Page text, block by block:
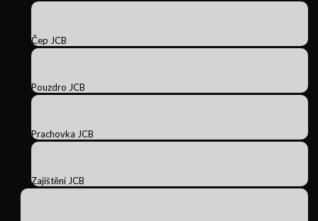
Čep JCB
Pouzdro JCB
Prachovka JCB
Zajištění JCB